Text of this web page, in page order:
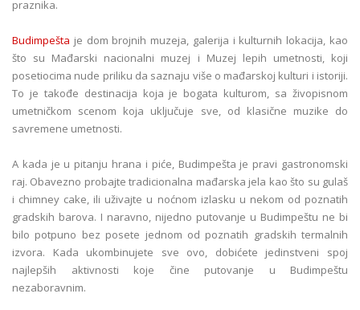
praznika.
Budimpešta je dom brojnih muzeja, galerija i kulturnih lokacija, kao
što su Mađarski nacionalni muzej i Muzej lepih umetnosti, koji
posetiocima nude priliku da saznaju više o mađarskoj kulturi i istoriji.
To je takođe destinacija koja je bogata kulturom, sa živopisnom
umetničkom scenom koja uključuje sve, od klasične muzike do
savremene umetnosti.
A kada je u pitanju hrana i piće, Budimpešta je pravi gastronomski
raj. Obavezno probajte tradicionalna mađarska jela kao što su gulaš
i chimney cake, ili uživajte u noćnom izlasku u nekom od poznatih
gradskih barova. I naravno, nijedno putovanje u Budimpeštu ne bi
bilo potpuno bez posete jednom od poznatih gradskih termalnih
izvora. Kada ukombinujete sve ovo, dobićete jedinstveni spoj
najlepših aktivnosti koje čine putovanje u Budimpeštu
nezaboravnim.